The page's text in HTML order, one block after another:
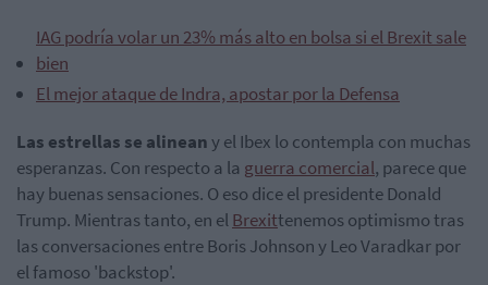
IAG podría volar un 23% más alto en bolsa si el Brexit sale
bien
El mejor ataque de Indra, apostar por la Defensa
Las estrellas se alineany el Ibex lo contempla con muchas
esperanzas. Con respecto a la guerra comercial, parece que
hay buenas sensaciones. O eso dice el presidente Donald
Trump. Mientras tanto, en elBrexittenemos optimismo tras
las conversaciones entre Boris Johnson y Leo Varadkar por
el famoso 'backstop'.